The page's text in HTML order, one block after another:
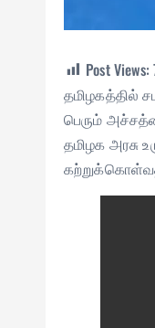
Post Views:
தமிழகத்தில்
பெரும்
தமிழக அரசு